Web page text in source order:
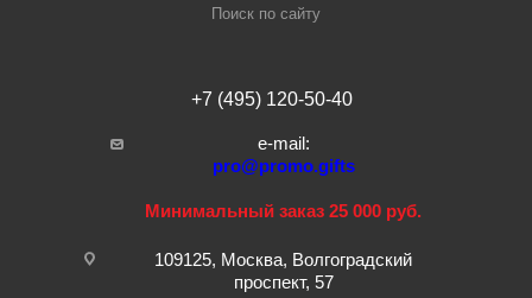
Поиск по сайту
+7 (495) 120-50-40
e-mail:
pro@promo.gifts
Минимальный заказ 25 000 руб.
109125, Москва, Волгоградский
проспект, 57